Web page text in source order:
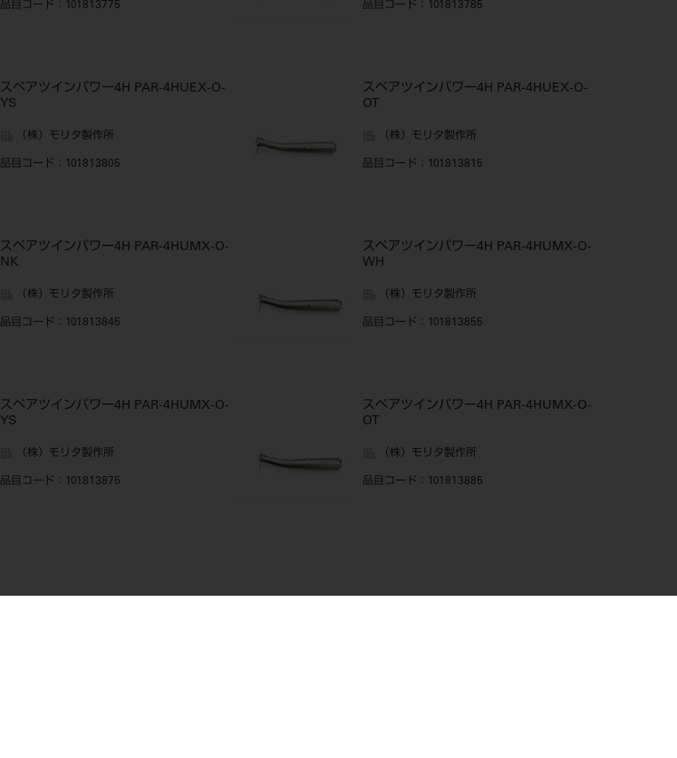
品目コード ：101813775 品目コード ：101813785
スペアツインパワー4H PAR-4HUEX-O-
YS
（株）モリタ製作所
品目コード ：101813805
スペアツインパワー4H PAR-4HUEX-O-
OT
（株）モリタ製作所
品目コード ：101813815
スペアツインパワー4H PAR-4HUMX-O-
NK
（株）モリタ製作所
品目コード ：101813845
スペアツインパワー4H PAR-4HUMX-O-
WH
（株）モリタ製作所
品目コード ：101813855
スペアツインパワー4H PAR-4HUMX-O-
YS
（株）モリタ製作所
品目コード ：101813875
スペアツインパワー4H PAR-4HUMX-O-
OT
（株）モリタ製作所
品目コード ：101813885